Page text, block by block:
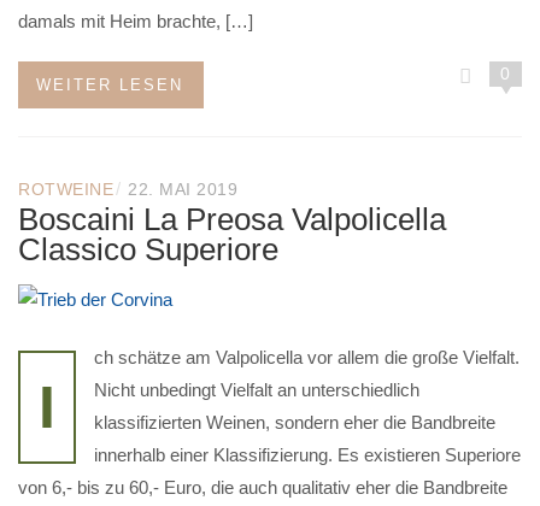
damals mit Heim brachte, […]
WEITER LESEN
0
ROTWEINE/ 22. MAI 2019
Boscaini La Preosa Valpolicella
Classico Superiore
I
ch schätze am Valpolicella vor allem die große Vielfalt.
Nicht unbedingt Vielfalt an unterschiedlich
klassifizierten Weinen, sondern eher die Bandbreite
innerhalb einer Klassifizierung. Es existieren Superiore
von 6,- bis zu 60,- Euro, die auch qualitativ eher die Bandbreite